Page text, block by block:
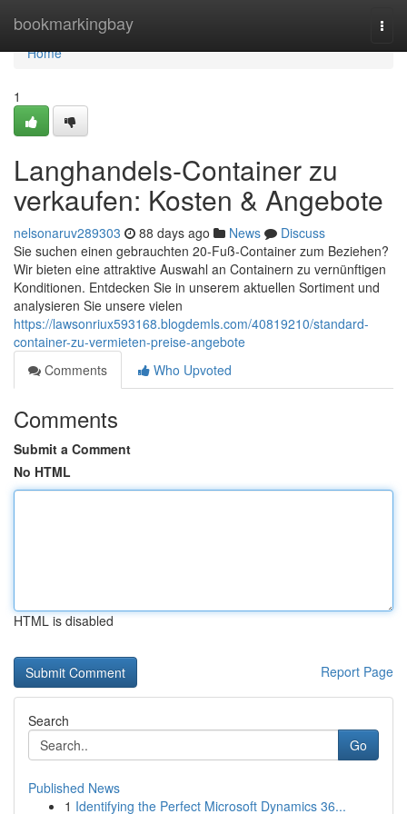
bookmarkingbay
Home
Home
1
Langhandels-Container zu
verkaufen: Kosten & Angebote
nelsonaruv289303 88 days ago News
Discuss
Sie suchen einen gebrauchten 20-Fuß-Container zum Beziehen?
Wir bieten eine attraktive Auswahl an Containern zu vernünftigen
Konditionen. Entdecken Sie in unserem aktuellen Sortiment und
analysieren Sie unsere vielen
https://lawsonriux593168.blogdemls.com/40819210/standard-
container-zu-vermieten-preise-angebote
Comments
Who Upvoted
Comments
Submit a Comment
No HTML
HTML is disabled
Report Page
Search
Go
Published News
1 Identifying the Perfect Microsoft Dynamics 36...